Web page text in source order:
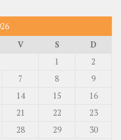
V S
D
1
2
7 8
9
14 15
16
21 22
23
28 29
30